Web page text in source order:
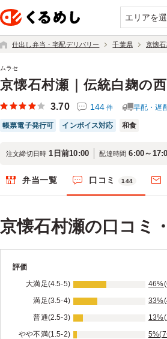
エリアを
仕出し弁当・宅配デリバリー 千葉県 京懐
京懐石村瀬｜伝統白麹の
ムラセ
3.70 144 件 早配・遅
帳票電子発行可 インボイス対応 和食
注文締切日時 1日前10:00 配達時間 6:00～
弁当一覧 口コミ 144
京懐石村瀬の口コミ
評価
大満足(4.5-5)
満足(3.5-4)
普通(2.5-3)
やや不満(1.5-2)